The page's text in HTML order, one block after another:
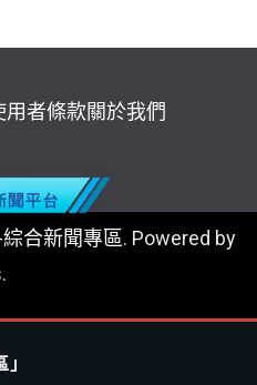
用者條款關於我們
合新聞專區. Powered by
.